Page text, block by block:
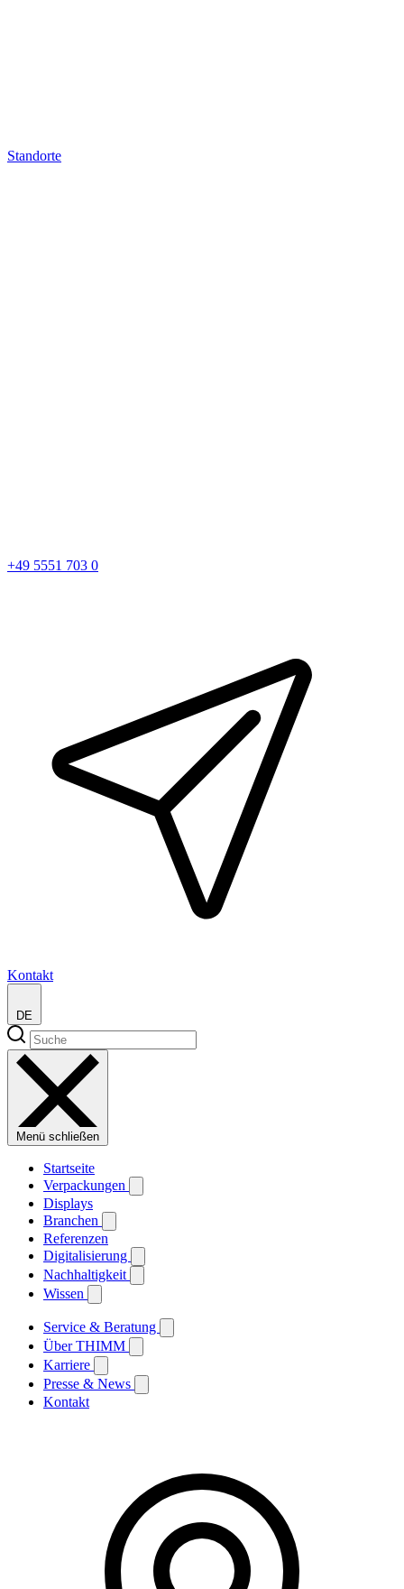
Standorte
+49 5551 703 0
Kontakt
DE
Menü schließen
Startseite
Verpackungen
Displays
Branchen
Referenzen
Digitalisierung
Nachhaltigkeit
Wissen
Service & Beratung
Über THIMM
Karriere
Presse & News
Kontakt